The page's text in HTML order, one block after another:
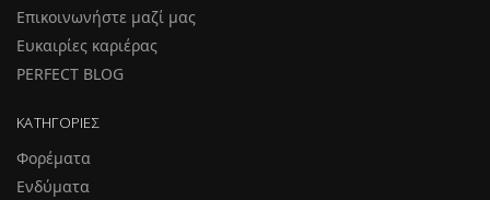
Επικοινωνήστε μαζί μας
Ευκαιρίες καριέρας
PERFECT BLOG
ΚΑΤΗΓΟΡΊΕΣ
Φορέματα
Ενδύματα